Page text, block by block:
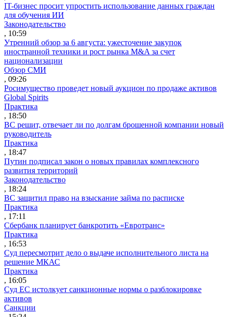
IT-бизнес просит упростить использование данных граждан
для обучения ИИ
Законодательство
, 10:59
Утренний обзор за 6 августа: ужесточение закупок
иностранной техники и рост рынка M&A за счет
национализации
Обзор СМИ
, 09:26
Росимущество проведет новый аукцион по продаже активов
Global Spirits
Практика
, 18:50
ВС решит, отвечает ли по долгам брошенной компании новый
руководитель
Практика
, 18:47
Путин подписал закон о новых правилах комплексного
развития территорий
Законодательство
, 18:24
ВС защитил право на взыскание займа по расписке
Практика
, 17:11
Сбербанк планирует банкротить «Евротранс»
Практика
, 16:53
Суд пересмотрит дело о выдаче исполнительного листа на
решение МКАС
Практика
, 16:05
Суд ЕС истолкует санкционные нормы о разблокировке
активов
Санкции